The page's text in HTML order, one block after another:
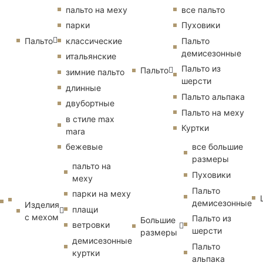
Пальто
пальто на меху
парки
классические
итальянские
зимние пальто
длинные
двубортные
в стиле max
mara
бежевые
Изделия
с мехом
пальто на
меху
парки на меху
плащи
ветровки
демисезонные
куртки
Пальто
все пальто
Пуховики
Пальто
демисезонные
Пальто из
шерсти
Пальто альпака
Пальто на меху
Куртки
Большие
размеры
все большие
размеры
Пуховики
Пальто
демисезонные
Пальто из
шерсти
Пальто
альпака